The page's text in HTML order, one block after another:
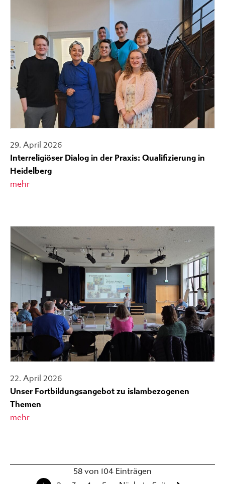
29. April 2026
Interreligiöser Dialog in der Praxis: Qualifizierung in
Heidelberg
mehr
22. April 2026
Unser Fortbildungsangebot zu islambezogenen
Themen
mehr
58 von 104 Einträgen